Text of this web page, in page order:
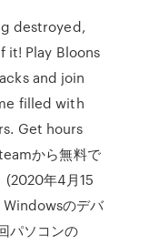
destroyed,
it! Play Bloons
and join
filled with
Get hours
から無料で
(2020年4月15
のデバ
パソコンの